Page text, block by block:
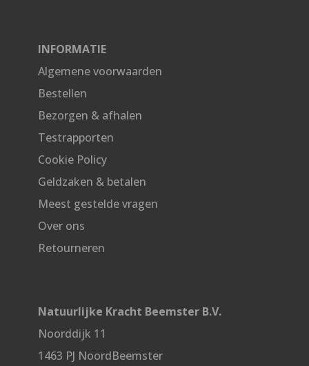
INFORMATIE
Algemene voorwaarden
Bestellen
Bezorgen & afhalen
Testrapporten
Cookie Policy
Geldzaken & betalen
Meest gestelde vragen
Over ons
Retourneren
Natuurlijke Kracht Beemster B.V.
Noorddijk 11
1463 PJ NoordBeemster